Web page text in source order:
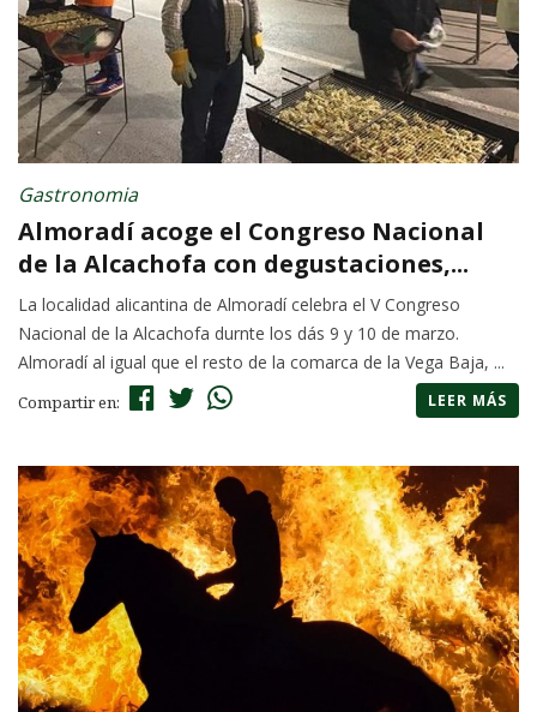
Gastronomia
Almoradí acoge el Congreso Nacional
de la Alcachofa con degustaciones,...
La localidad alicantina de Almoradí celebra el V Congreso
Nacional de la Alcachofa durnte los dás 9 y 10 de marzo.
Almoradí al igual que el resto de la comarca de la Vega Baja, ...
Compartir en: LEER MÁS